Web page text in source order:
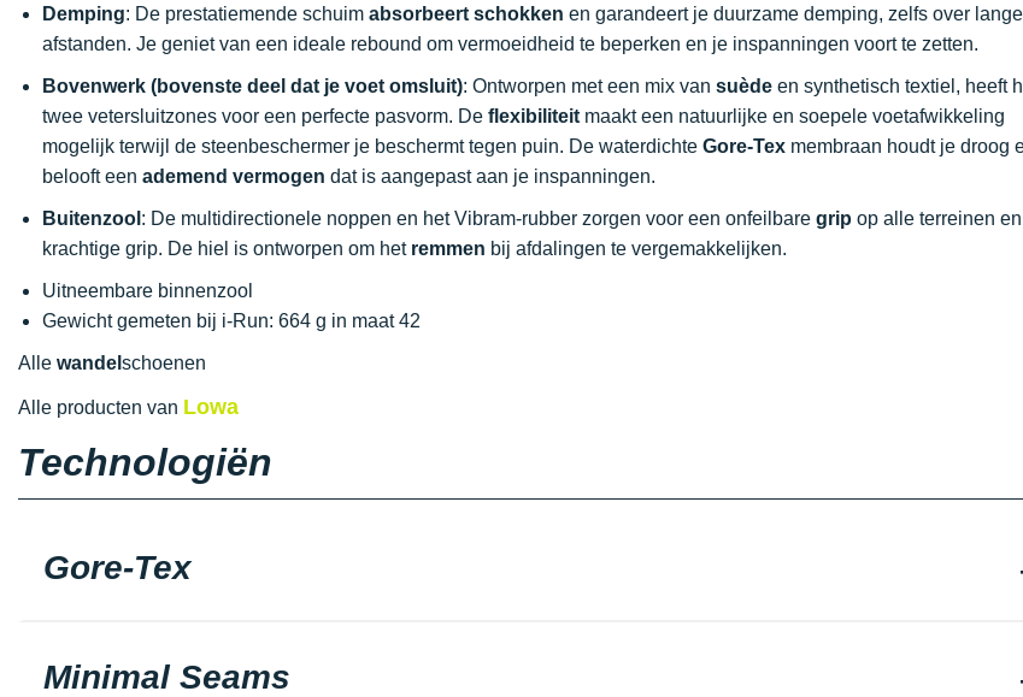
Demping: De prestatiemende schuim absorbeert schokken en garandeert je duurzame demping, zelfs over lange
afstanden. Je geniet van een ideale rebound om vermoeidheid te beperken en je inspanningen voort te zetten.
Bovenwerk (bovenste deel dat je voet omsluit): Ontworpen met een mix van suède en synthetisch textiel, heeft
twee vetersluitzones voor een perfecte pasvorm. De flexibiliteit maakt een natuurlijke en soepele voetafwikkeling
mogelijk terwijl de steenbeschermer je beschermt tegen puin. De waterdichte Gore-Tex membraan houdt je droog
belooft een ademend vermogen dat is aangepast aan je inspanningen.
Buitenzool : De multidirectionele noppen en het Vibram-rubber zorgen voor een onfeilbare grip op alle terreinen
krachtige grip. De hiel is ontworpen om het remmen bij afdalingen te vergemakkelijken.
Uitneembare binnenzool
Gewicht gemeten bij i-Run: 664 g in maat 42
Alle wandel schoenen
Alle producten van Lowa
Technologiën
Gore-Tex
Minimal Seams